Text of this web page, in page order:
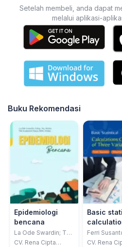
Setelah membeli, anda dapat
melalui aplikasi-
Buku Rekomendasi
Epidemiologi
bencana
La Ode Swardin; Teti
Susliyanti Hasiu
CV. Rena Cipta
Basic
three
Ferri
Sinarman
CV. Rena